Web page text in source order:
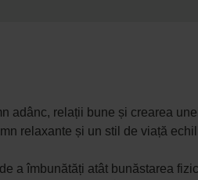
adânc, relații bune și crearea
relaxante și un stil de viață
a îmbunătăți atât bunăstarea